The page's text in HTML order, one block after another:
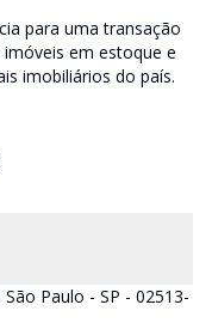
para uma transação
imobiliários do país.
Paulo - SP - 02513-